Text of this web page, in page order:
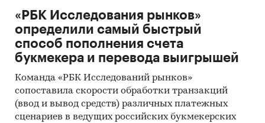
g. География (где представлены);
k. Целевая аудитория (кто их подписчики);
l. Объём активных подписчиков (из
открытых источников).
2. Анализ ритейлеров (топ-30) на предмет –
есть/нет подписка и в каком виде она
представлена/новости о интересе, готовности
«РБК Исследования рынков»
определили самый быстрый
способ пополнения счета
букмекера и перевода выигрышей
Команда «РБК Исследований рынков»
сопоставила скорости обработки транзакций
(ввод и вывод средств) различных платежных
сценариев в ведущих российских букмекерских